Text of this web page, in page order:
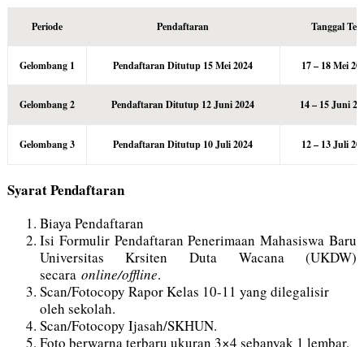
Periode Pendaftaran Tanggal Tes
Gelombang 1 Pendaftaran Ditutup 15 Mei 2024 17 – 18 Mei
Gelombang 2 Pendaftaran Ditutup 12 Juni 2024 14 – 15 Juni
Gelombang 3 Pendaftaran Ditutup 10 Juli 2024 12 – 13 Juli
Syarat Pendaftaran
Biaya Pendaftaran
Isi Formulir Pendaftaran Penerimaan Mahasiswa Baru
Universitas Krsiten Duta Wacana (UKDW)
secara online/offline.
Scan/Fotocopy Rapor Kelas 10-11 yang dilegalisir
oleh sekolah.
Scan/Fotocopy Ijasah/SKHUN.
Foto berwarna terbaru ukuran 3×4 sebanyak 1 lembar.